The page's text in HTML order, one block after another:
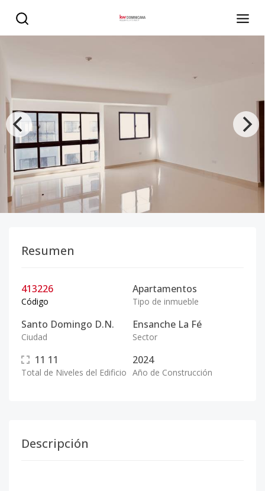
Resumen
413226
Código
Apartamentos
Tipo de inmueble
Santo Domingo D.N.
Ciudad
Ensanche La Fé
Sector
11 11
Total de Niveles del Edificio
2024
Año de Construcción
Descripción